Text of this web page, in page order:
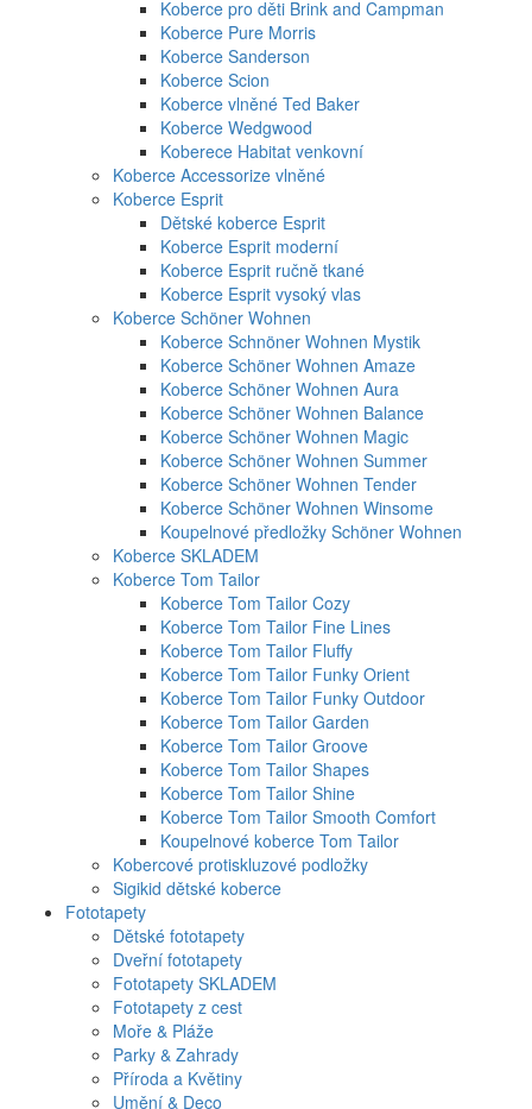
Koberce pro děti Brink and Campman
Koberce Pure Morris
Koberce Sanderson
Koberce Scion
Koberce vlněné Ted Baker
Koberce Wedgwood
Koberece Habitat venkovní
Koberce Accessorize vlněné
Koberce Esprit
Dětské koberce Esprit
Koberce Esprit moderní
Koberce Esprit ručně tkané
Koberce Esprit vysoký vlas
Koberce Schöner Wohnen
Koberce Schnöner Wohnen Mystik
Koberce Schöner Wohnen Amaze
Koberce Schöner Wohnen Aura
Koberce Schöner Wohnen Balance
Koberce Schöner Wohnen Magic
Koberce Schöner Wohnen Summer
Koberce Schöner Wohnen Tender
Koberce Schöner Wohnen Winsome
Koupelnové předložky Schöner Wohnen
Koberce SKLADEM
Koberce Tom Tailor
Koberce Tom Tailor Cozy
Koberce Tom Tailor Fine Lines
Koberce Tom Tailor Fluffy
Koberce Tom Tailor Funky Orient
Koberce Tom Tailor Funky Outdoor
Koberce Tom Tailor Garden
Koberce Tom Tailor Groove
Koberce Tom Tailor Shapes
Koberce Tom Tailor Shine
Koberce Tom Tailor Smooth Comfort
Koupelnové koberce Tom Tailor
Kobercové protiskluzové podložky
Sigikid dětské koberce
Fototapety
Dětské fototapety
Dveřní fototapety
Fototapety SKLADEM
Fototapety z cest
Moře & Pláže
Parky & Zahrady
Příroda a Květiny
Umění & Deco